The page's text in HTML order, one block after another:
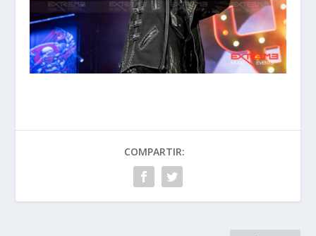
COMPARTIR: